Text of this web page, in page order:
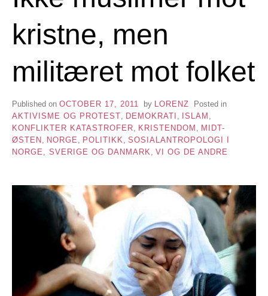
kristne, men
militæret mot folket
Published on OCTOBER 17, 2011 by LORENZ
Posted in
AKTIVISME OG PROTEST
DEMOKRATI ISLAM
KONFLIKTER KATASTROFER
KRISTENDOM
MIDT-
ØSTEN
NORGE POLITIKK
SOSIALANTROPOLOGI I
NORGE, SVERIGE OG DANMARK
VI OG DE ANDRE